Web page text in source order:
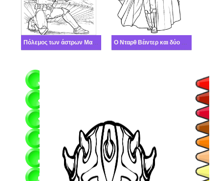
Πόλεμος των άστρων Μαχητικός Ο Νταρθ Βέιντερ και δύο ο Μπόμπα Φετ